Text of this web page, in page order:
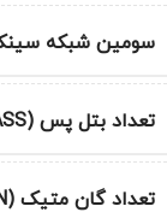
سومین شبکه
تعداد بتل پس (BATTLE PASS)
تعداد گان متیک (METIC GUN)